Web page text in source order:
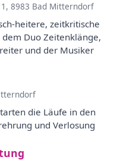
8983 Bad Mitterndorf
heitere, zeitkritische
Duo Zeitenklänge,
und der Musiker
die Läufe in den
und Verlosung